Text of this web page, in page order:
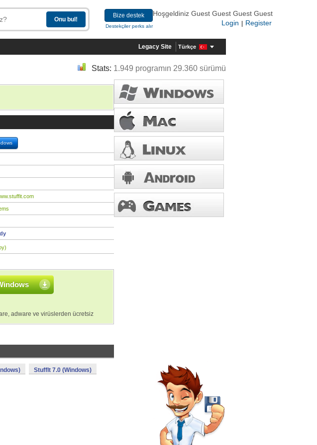
Bize destek
Destekçiler perks alır
Hoşgeldiniz Guest Guest Guest Guest
Login
Register
Legacy Site Türkçe
Stats: 1.949 programın 29.360 sürümü
adware ve virüslerden ücretsiz
StuffIt 7.0 (Windows)